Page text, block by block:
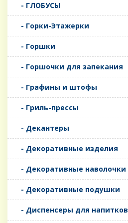
- ГЛОБУСЫ
- Горки-Этажерки
- Горшки
- Горшочки для запекания
- Графины и штофы
- Гриль-прессы
- Декантеры
- Декоративные изделия
- Декоративные наволочки
- Декоративные подушки
- Диспенсеры для напитков